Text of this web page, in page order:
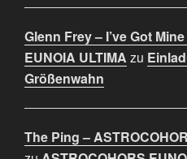
Glenn Frey – I’ve Got
EUNOIA ULTIMA zu
Größenwahn
The Ping –